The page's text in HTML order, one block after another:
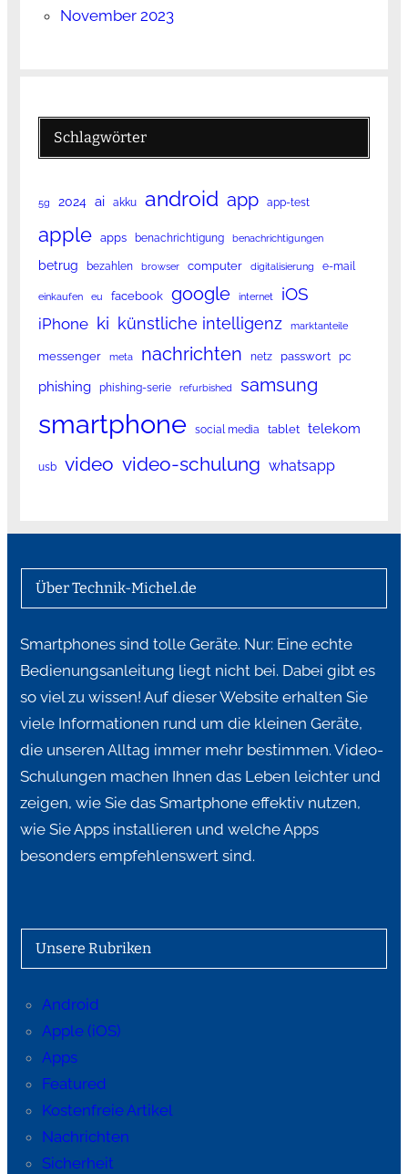
November 2023
Schlagwörter
5g 2024 ai akku android app app-test
apple apps benachrichtigung benachrichtigungen
betrug bezahlen browser computer digitalisierung e-mail
einkaufen eu facebook google internet iOS
iPhone ki künstliche intelligenz marktanteile
messenger meta nachrichten netz passwort pc
phishing phishing-serie refurbished samsung
smartphone social media tablet telekom
usb video video-schulung whatsapp
Über Technik-Michel.de
Smartphones sind tolle Geräte. Nur: Eine echte
Bedienungsanleitung liegt nicht bei. Dabei gibt es
so viel zu wissen! Auf dieser Website erhalten Sie
viele Informationen rund um die kleinen Geräte,
die unseren Alltag immer mehr bestimmen. Video-
Schulungen machen Ihnen das Leben leichter und
zeigen, wie Sie das Smartphone effektiv nutzen,
wie Sie Apps installieren und welche Apps
besonders empfehlenswert sind.
Unsere Rubriken
Android
Apple (iOS)
Apps
Featured
Kostenfreie Artikel
Nachrichten
Sicherheit